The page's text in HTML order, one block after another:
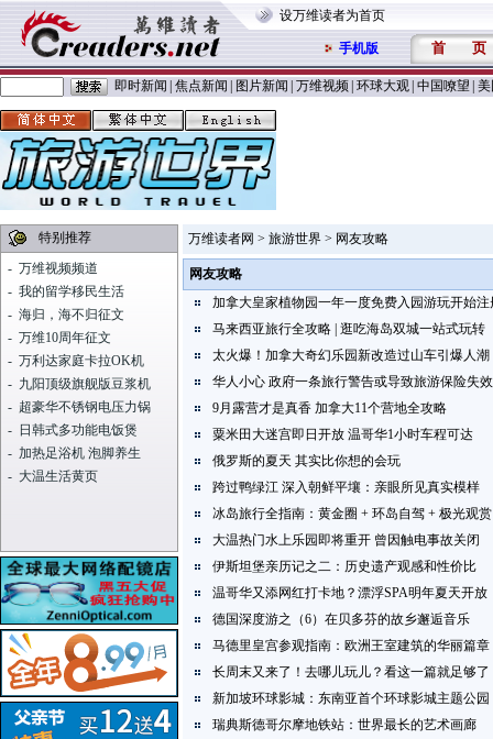
设万维读者为首页
手机版 首 页
即时新闻 焦点新闻 图片新闻 万维视频 环球大观 中国嘹望 美
特别推荐
- 万维视频频道
- 我的留学移民生活
- 海归，海不归征文
- 万维10周年征文
- 万利达家庭卡拉OK机
- 九阳顶级旗舰版豆浆机
- 超豪华不锈钢电压力锅
- 日韩式多功能电饭煲
- 加热足浴机 泡脚养生
- 大温生活黄页
万维读者网 > 旅游世界 > 网友攻略
网友攻略
加拿大皇家植物园一年一度免费入园游玩开始注
马来西亚旅行全攻略 | 逛吃海岛双城一站式玩转
太火爆！加拿大奇幻乐园新改造过山车引爆人潮
华人小心 政府一条旅行警告或导致旅游保险失效
9月露营才是真香 加拿大11个营地全攻略
粟米田大迷宫即日开放 温哥华1小时车程可达
俄罗斯的夏天 其实比你想的会玩
跨过鸭绿江 深入朝鲜平壤：亲眼所见真实模样
冰岛旅行全指南：黄金圈 + 环岛自驾 + 极光观赏
大温热门水上乐园即将重开 曾因触电事故关闭
伊斯坦堡亲历记之二：历史遗产观感和性价比
温哥华又添网红打卡地？漂浮SPA明年夏天开放
德国深度游之（6）在贝多芬的故乡邂逅音乐
马德里皇宫参观指南：欧洲王室建筑的华丽篇章
长周末又来了！去哪儿玩儿？看这一篇就足够了
新加坡环球影城：东南亚首个环球影城主题公园
瑞典斯德哥尔摩地铁站：世界最长的艺术画廊